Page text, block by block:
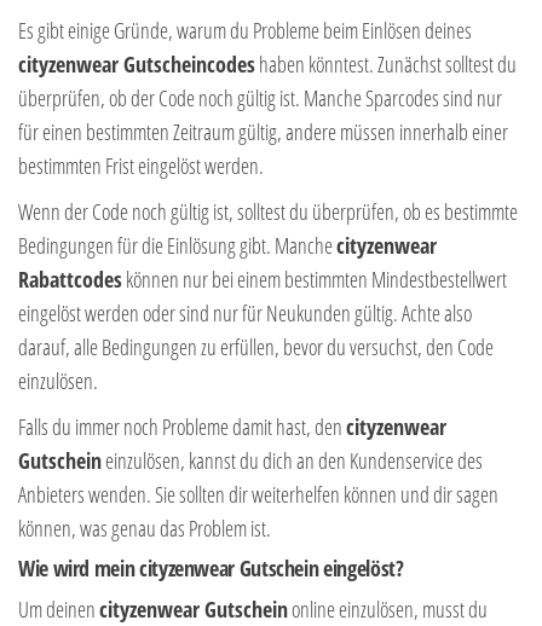
Es gibt einige Gründe, warum du Probleme beim Einlösen deines
cityzenwear Gutscheincodeshaben könntest. Zunächst solltest du
überprüfen, ob der Code noch gültig ist. Manche Sparcodes sind nur
für einen bestimmten Zeitraum gültig, andere müssen innerhalb einer
bestimmten Frist eingelöst werden.
Wenn der Code noch gültig ist, solltest du überprüfen, ob es bestimmte
Bedingungen für die Einlösung gibt. Manchecityzenwear
Rabattcodeskönnen nur bei einem bestimmten Mindestbestellwert
eingelöst werden oder sind nur für Neukunden gültig. Achte also
darauf, alle Bedingungen zu erfüllen, bevor du versuchst, den Code
einzulösen.
Falls du immer noch Probleme damit hast, dencityzenwear
Gutscheineinzulösen, kannst du dich an den Kundenservice des
Anbieters wenden. Sie sollten dir weiterhelfen können und dir sagen
können, was genau das Problem ist.
Wie wird mein cityzenwear Gutschein eingelöst?
Um deinencityzenwear Gutscheinonline einzulösen, musst du